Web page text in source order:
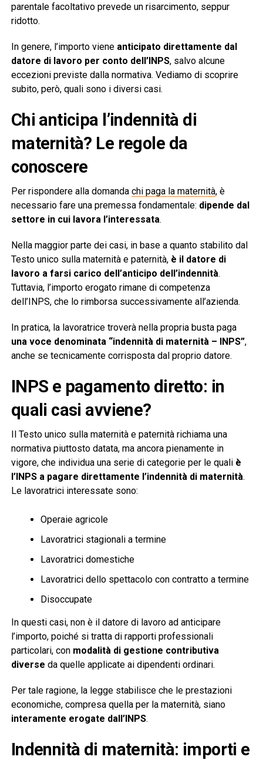
parentale facoltativo prevede un risarcimento, seppur
ridotto.
In genere, l’importo viene anticipato direttamente dal
datore di lavoro per conto dell’INPS, salvo alcune
eccezioni previste dalla normativa. Vediamo di scoprire
subito, però, quali sono i diversi casi.
Chi anticipa l’indennità di
maternità? Le regole da
conoscere
Per rispondere alla domanda chi paga la maternità, è
necessario fare una premessa fondamentale: dipende dal
settore in cui lavora l’interessata.
Nella maggior parte dei casi, in base a quanto stabilito dal
Testo unico sulla maternità e paternità, è il datore di
lavoro a farsi carico dell’anticipo dell’indennità.
Tuttavia, l’importo erogato rimane di competenza
dell’INPS, che lo rimborsa successivamente all’azienda.
In pratica, la lavoratrice troverà nella propria busta paga
una voce denominata “indennità di maternità – INPS”,
anche se tecnicamente corrisposta dal proprio datore.
INPS e pagamento diretto: in
quali casi avviene?
Il Testo unico sulla maternità e paternità richiama una
normativa piuttosto datata, ma ancora pienamente in
vigore, che individua una serie di categorie per le quali è
l’INPS a pagare direttamente l’indennità di maternità.
Le lavoratrici interessate sono:
Operaie agricole
Lavoratrici stagionali a termine
Lavoratrici domestiche
Lavoratrici dello spettacolo con contratto a termine
Disoccupate
In questi casi, non è il datore di lavoro ad anticipare
l’importo, poiché si tratta di rapporti professionali
particolari, con modalità di gestione contributiva
diverse da quelle applicate ai dipendenti ordinari.
Per tale ragione, la legge stabilisce che le prestazioni
economiche, compresa quella per la maternità, siano
interamente erogate dall’INPS.
Indennità di maternità: importi e